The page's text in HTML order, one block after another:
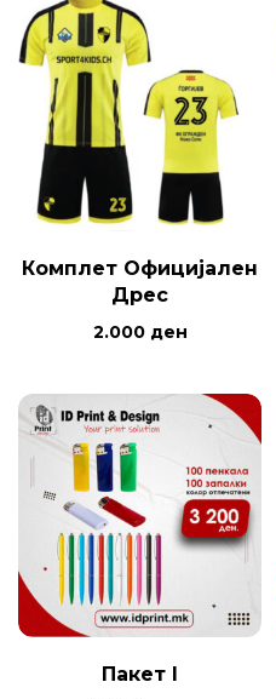
Комплет Официјален
Дрес
2.000 ден
Пакет I